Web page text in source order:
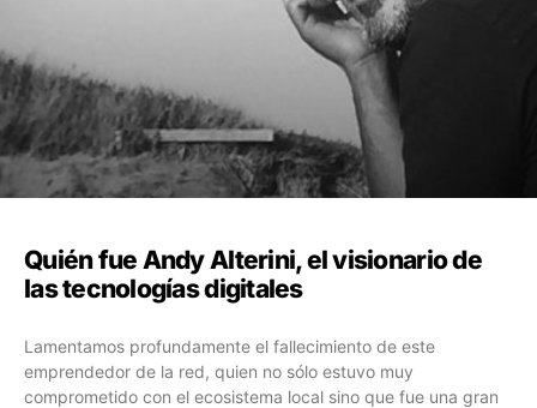
Quién fue Andy Alterini, el visionario de
las tecnologías digitales
Lamentamos profundamente el fallecimiento de este
emprendedor de la red, quien no sólo estuvo muy
comprometido con el ecosistema local sino que fue una gran